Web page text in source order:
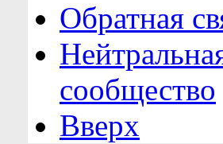
Обратная
сообщество
Вверх